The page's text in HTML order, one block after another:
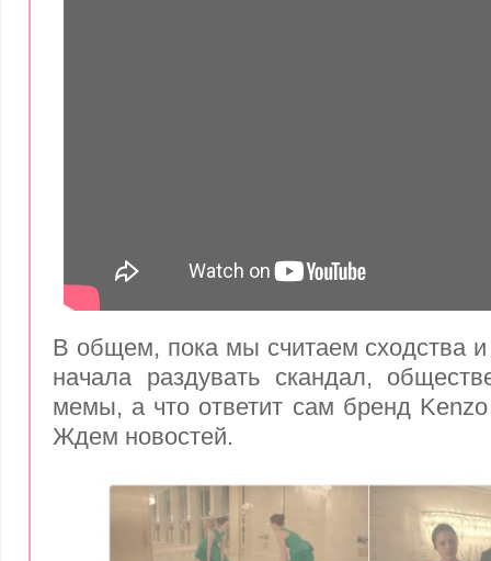
В общем, пока мы считаем сходства и
начала раздувать скандал,
мемы, а что ответит сам бренд Kenzo
Ждем новостей.